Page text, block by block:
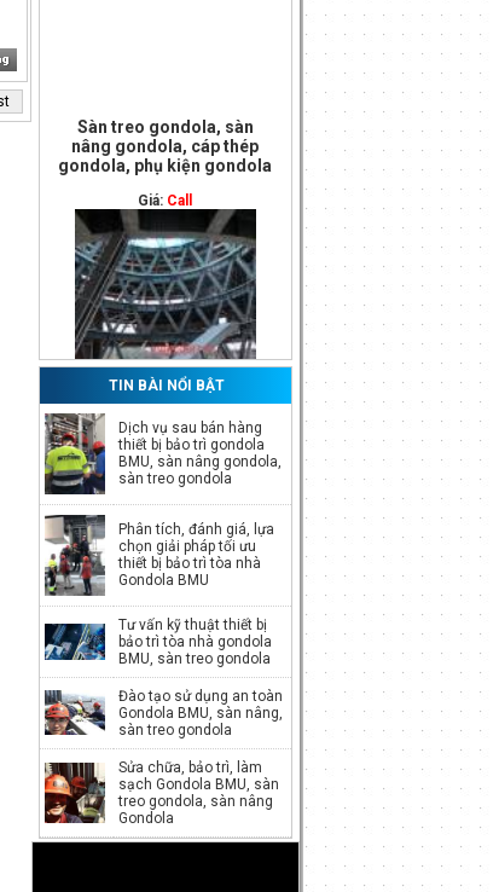
nâng gondola, cáp thép
gondola, phụ kiện gondola
Giá: Call
Phụ kiện Gondola BMU,
phụ tùng Gondola BMU
Xe cẩu kính, xe nâng kính
Giá:Call
Bán và cho thuê hít kính
điện, cẩu kính điện
TIN BÀI NỔI BẬT
Dịch vụ sau bán hàng
thiết bị bảo trì gondola
BMU, sàn nâng gondola,
sàn treo gondola
Phân tích, đánh giá, lựa
chọn giải pháp tối ưu
thiết bị bảo trì tòa nhà
Gondola BMU
Tư vấn kỹ thuật thiết bị
bảo trì tòa nhà gondola
BMU, sàn treo gondola
Đào tạo sử dụng an toàn
Gondola BMU, sàn nâng,
sàn treo gondola
Sửa chữa, bảo trì, làm
sạch Gondola BMU, sàn
treo gondola, sàn nâng
Gondola